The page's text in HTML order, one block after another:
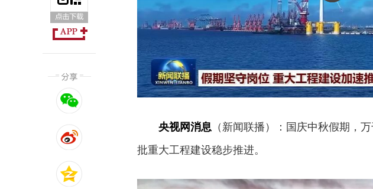
央视网消息 （新闻联播）：国庆中秋假期，
批重大工程建设稳步推进。